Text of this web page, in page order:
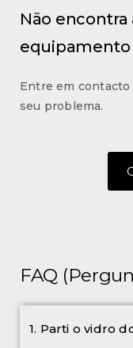
Não encontra
equipamento
Entre em contacto
seu problema.
FAQ
1. Parti o vidro